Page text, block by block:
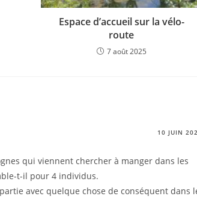
Espace d’accueil sur la vélo-
route
7 août 2025
10 JUIN
qui viennent chercher à manger dans les
t-il pour 4 individus.
avec quelque chose de conséquent dans